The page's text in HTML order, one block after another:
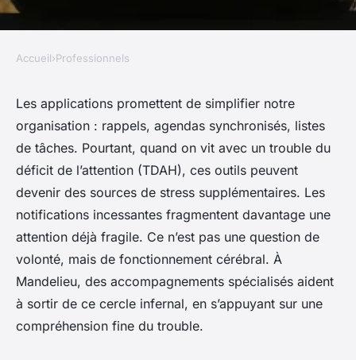
Top services de soutien
psychologique pour TDAH à
Mandelieu
Silvère•20/05/2026 10:04•8 min de lecture
Accueil›Professionnels
Les applications promettent de simplifier notre
organisation : rappels, agendas synchronisés, listes
de tâches. Pourtant, quand on vit avec un trouble du
déficit de l’attention (TDAH), ces outils peuvent
devenir des sources de stress supplémentaires. Les
notifications incessantes fragmentent davantage une
attention déjà fragile. Ce n’est pas une question de
volonté, mais de fonctionnement cérébral. À
Mandelieu, des accompagnements spécialisés aident
à sortir de ce cercle infernal, en s’appuyant sur une
compréhension fine du trouble.